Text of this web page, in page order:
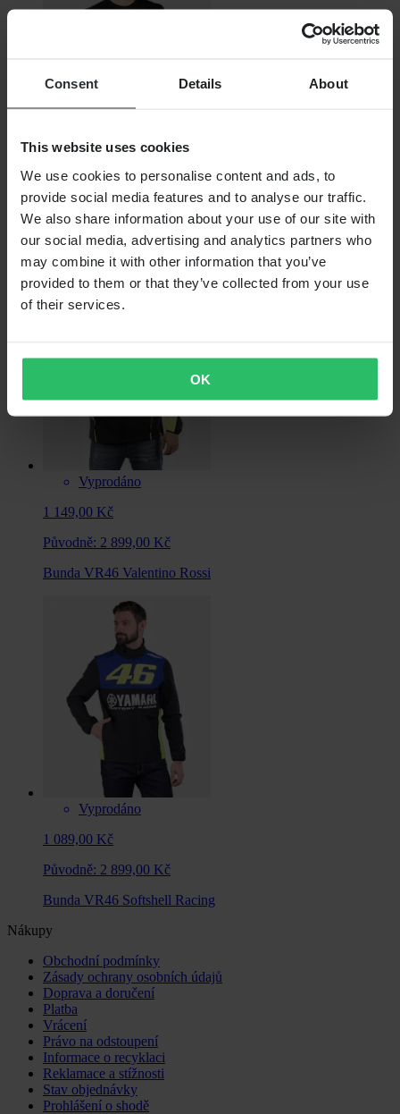
Consent Details About
This website uses cookies
We use cookies to personalise content and ads, to
provide social media features and to analyse our traffic.
We also share information about your use of our site with
our social media, advertising and analytics partners who
may combine it with other information that you’ve
provided to them or that they’ve collected from your use
of their services.
OK
Vyprodáno
559,00 Kč
Původně: 919,00 Kč
Tričko VR46 Sky 2018
Vyprodáno
1 149,00 Kč
Původně: 2 899,00 Kč
Bunda VR46 Valentino Rossi
Vyprodáno
1 089,00 Kč
Původně: 2 899,00 Kč
Bunda VR46 Softshell Racing
Nákupy
Obchodní podmínky
Zásady ochrany osobních údajů
Doprava a doručení
Platba
Vrácení
Právo na odstoupení
Informace o recyklaci
Reklamace a stížnosti
Stav objednávky
Prohlášení o shodě